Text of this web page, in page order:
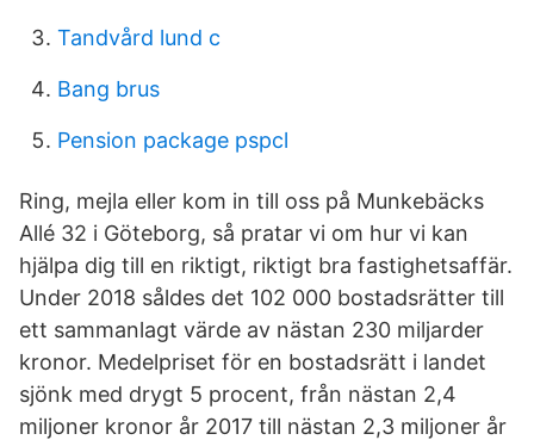
Tandvård lund c
Bang brus
Pension package pspcl
Ring, mejla eller kom in till oss på Munkebäcks
Allé 32 i Göteborg, så pratar vi om hur vi kan
hjälpa dig till en riktigt, riktigt bra fastighetsaffär.
Under 2018 såldes det 102 000 bostadsrätter till
ett sammanlagt värde av nästan 230 miljarder
kronor. Medelpriset för en bostadsrätt i landet
sjönk med drygt 5 procent, från nästan 2,4
miljoner kronor år 2017 till nästan 2,3 miljoner år